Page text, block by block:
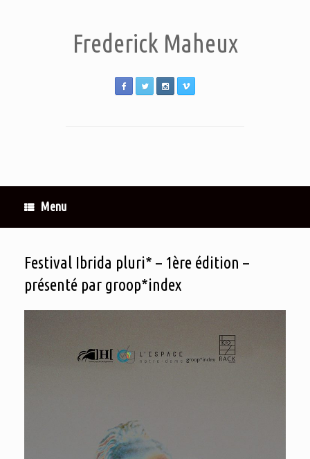
Frederick Maheux
Menu
Festival Ibrida pluri* – 1ère édition –
présenté par groop*index